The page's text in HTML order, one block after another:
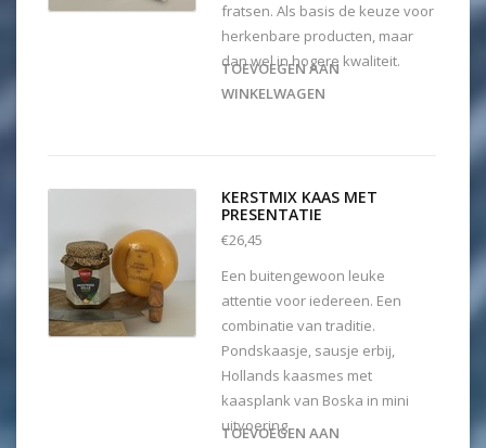
TOEVOEGEN AAN
WINKELWAGEN
fratsen. Als basis de keuze voor
herkenbare producten, maar
dan wel in hogere kwaliteit.
KERSTMIX KAAS MET
PRESENTATIE
TOEVOEGEN AAN
€26,45
Een buitengewoon leuke
attentie voor iedereen. Een
combinatie van traditie.
Pondskaasje, sausje erbij,
Hollands kaasmes met
kaasplank van Boska in mini
uitvoering.